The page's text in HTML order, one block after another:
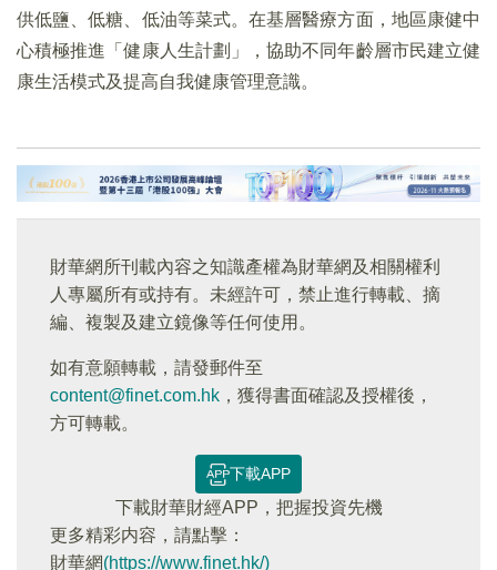
供低鹽、低糖、低油等菜式。在基層醫療方面，地區康健中
心積極推進「健康人生計劃」，協助不同年齡層市民建立健
康生活模式及提高自我健康管理意識。
財華網所刊載內容之知識產權為財華網及相關權利
人專屬所有或持有。未經許可，禁止進行轉載、摘
編、複製及建立鏡像等任何使用。
如有意願轉載，請發郵件至
content@finet.com.hk ，獲得書面確認及授權後，
方可轉載。
下載APP
下載財華財經APP，把握投資先機
更多精彩内容，請點擊：
財華網(https://www.finet.hk/)